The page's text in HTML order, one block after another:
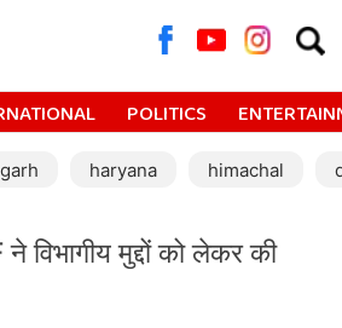
for:
POLITICS
haryana himachal
विभागीय मुद्दों को लेकर की